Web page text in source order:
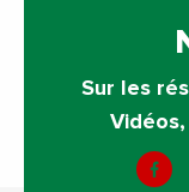
Sur les